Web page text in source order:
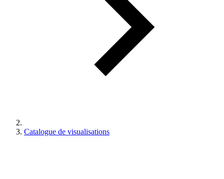
Catalogue de visualisations